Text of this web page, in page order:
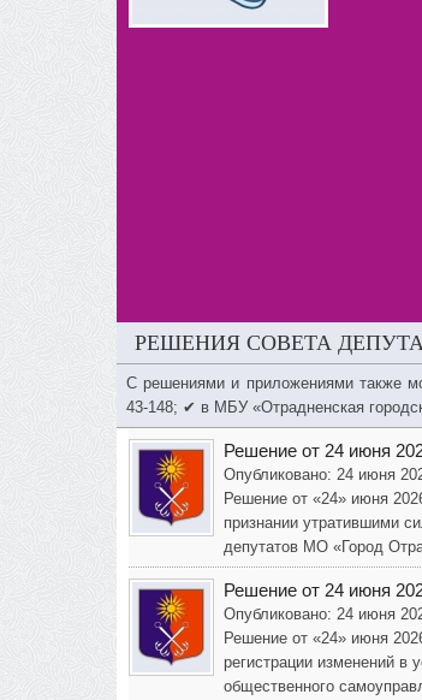
РЕШЕНИЯ СОВЕТА
С решениями и приложениями также
43-148; ✔ в МБУ «Отрадненская
Решение от 24 июня
Опубликовано: 24 июня
Решение от «24» июня
признании утратившими
депутатов МО «Город
Решение от 24 июня
Опубликовано: 24 июня
Решение от «24» июня
регистрации изменений в
общественного